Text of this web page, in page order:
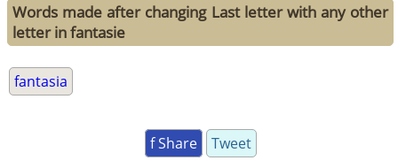
Words made after changing Last letter with any other
letter in fantasie
fantasia
f Share Tweet